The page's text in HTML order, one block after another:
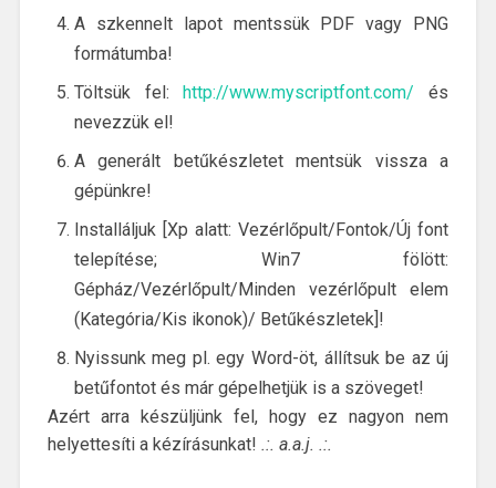
A szkennelt lapot mentssük PDF vagy PNG
formátumba!
Töltsük fel:http://www.myscriptfont.com/ és
nevezzük el!
A generált betűkészletet mentsük vissza a
gépünkre!
Installáljuk [Xp alatt: Vezérlőpult/Fontok/Új font
telepítése; Win7 fölött:
Gépház/Vezérlőpult/Minden vezérlőpult elem
(Kategória/Kis ikonok)/ Betűkészletek]!
Nyissunk meg pl. egy Word-öt, állítsuk be az új
betűfontot és már gépelhetjük is a szöveget!
Azért arra készüljünk fel, hogy ez nagyon nem
helyettesíti a kézírásunkat! .:. a.a.j. .:.